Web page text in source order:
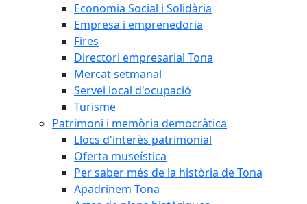
Economia Social i Solidària
Empresa i emprenedoria
Fires
Directori empresarial Tona
Mercat setmanal
Servei local d'ocupació
Turisme
Patrimoni i memòria democràtica
Llocs d'interès patrimonial
Oferta museística
Per saber més de la història de Tona
Apadrinem Tona